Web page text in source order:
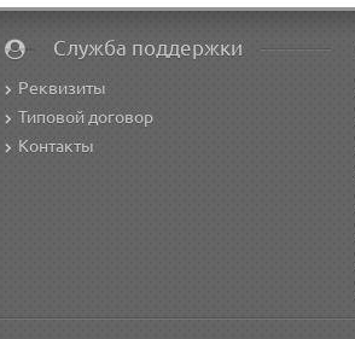
Служба поддержки
Реквизиты
Типовой договор
Контакты